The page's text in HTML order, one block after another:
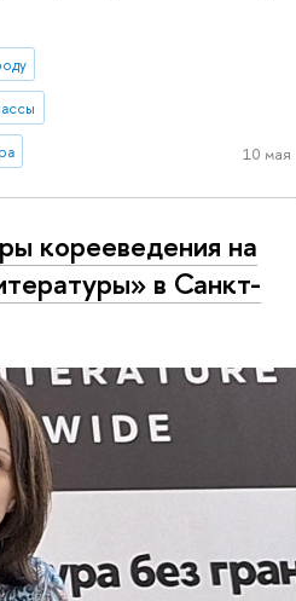
10 мая
корееведения на
в Санкт-